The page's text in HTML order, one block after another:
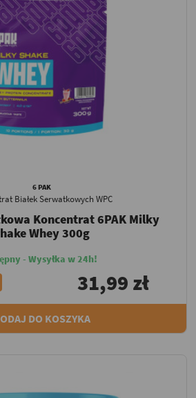
6 PAK
Białek Serwatkowych WPC
Koncentrat 6PAK Milky
Whey 300g
- Wysyłka w 24h!
31,99 zł
DO KOSZYKA